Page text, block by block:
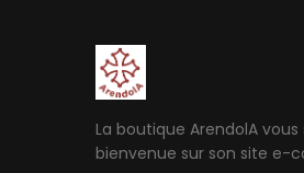
La boutique ArendolA
bienvenue sur son site e-